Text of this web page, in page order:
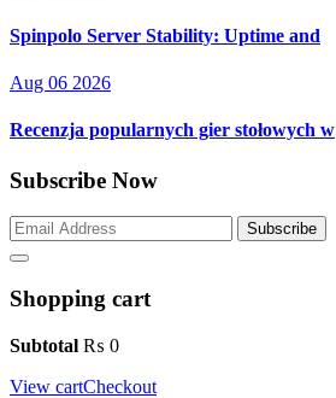
Spinpolo Server Stability: Uptime and
Aug 06 2026
Recenzja popularnych gier stołowych w
Subscribe Now
Subscribe
Shopping cart
Subtotal ₨ 0
View cartCheckout